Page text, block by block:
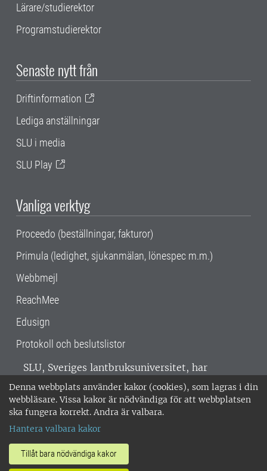
Denna webbplats använder kakor (cookies), som lagras i din
webbläsare. Vissa kakor är nödvändiga för att webbplatsen
ska fungera korrekt. Andra är valbara.
Hantera valbara kakor
Tillåt bara nödvändiga kakor
Lärare/studierektor
Programstudierektor
Senaste nytt från
Driftinformation
Lediga anställningar
SLU i media
SLU Play
Vanliga verktyg
Proceedo (beställningar, fakturor)
Primula (ledighet, sjukanmälan, lönespec m.m.)
Webbmejl
ReachMee
Edusign
Protokoll och beslutslistor
SLU, Sveriges lantbruksuniversitet, har
verksamhet över hela Sverige. Huvudorter är
Alnarp, Uppsala och Umeå.SLU är
miljöcertifierat enligt ISO 14001. •
018-67 10 00 • Org nr: 202100-2817 •
Om SLU:s webbplatser
•Hantera kakor•Behandling av